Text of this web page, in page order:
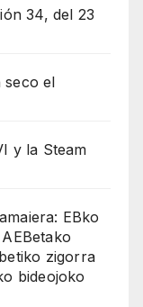
34, del 23
seco el
y la Steam
EBko
zigorra
bideojoko